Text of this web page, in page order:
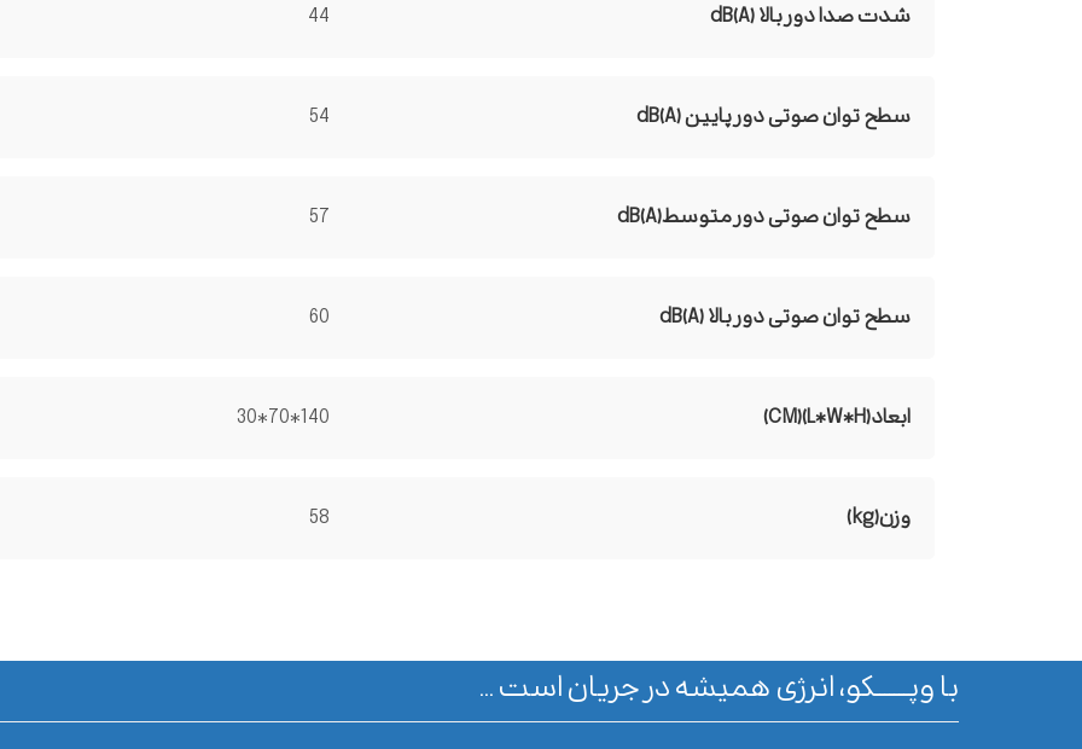
شدت صدا دور بالا dB(A) 44
سطح توان صوتی دور پایین dB(A) 54
سطح توان صوتی دور متوسطdB(A) 57
سطح توان صوتی دور بالا dB(A) 60
ابعاد(L*W*H)(CM) 140*70*30
وزن(kg) 58
با وپـــــــکو، انرژی همیشه در جریان است ...